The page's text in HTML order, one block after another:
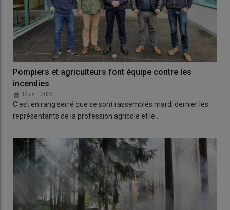
Pompiers et agriculteurs font équipe contre les
incendies
13 avril 2023
C’est en rang serré que se sont rassemblés mardi dernier les
représentants de la profession agricole et le…